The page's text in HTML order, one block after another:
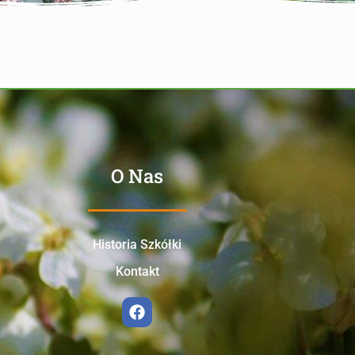
O Nas
Historia Szkółki
Kontakt